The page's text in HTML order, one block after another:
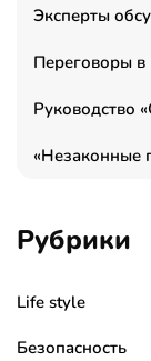
Рубрики
Life style
Безопасность